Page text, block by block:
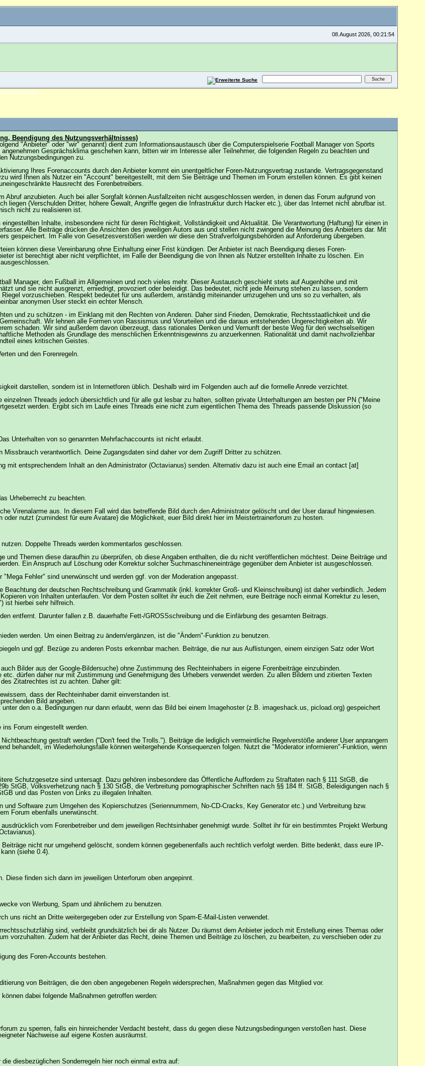
08.August 2026, 00:21:54
REGISTRIEREN
Beendigung des Nutzungsverhältnisses)
"Anbieter" oder "wir" genannt) dient zum Informationsaustausch über die Computerspielserie Football Manager von Sports
Gesprächsklima geschehen kann, bitten wir im Interesse aller Teilnehmer, die folgenden Regeln zu beachten und
Nutzungsbedingungen zu.
Ihres Forenaccounts durch den Anbieter kommt ein unentgeltlicher Foren-Nutzungsvertrag zustande. Vertragsgegenstand
wird Ihnen als Nutzer ein "Account" bereitgestellt, mit dem Sie Beiträge und Themen im Forum erstellen können. Es gibt keinen
Hausrecht des Forenbetreibers.
anzubieten. Auch bei aller Sorgfalt können Ausfallzeiten nicht ausgeschlossen werden, in denen das Forum aufgrund von
liegen (Verschulden Dritter, höhere Gewalt, Angriffe gegen die Infrastruktur durch Hacker etc.), über das Internet nicht abrufbar ist.
nicht zu realisieren ist.
Inhalte, insbesondere nicht für deren Richtigkeit, Vollständigkeit und Aktualität. Die Verantwortung (Haftung) für einen in
Alle Beiträge drücken die Ansichten des jeweiligen Autors aus und stellen nicht zwingend die Meinung des Anbieters dar. Mit
gespeichert. Im Falle von Gesetzesverstößen werden wir diese den Strafverfolgungsbehörden auf Anforderung übergeben.
können diese Vereinbarung ohne Einhaltung einer Frist kündigen. Der Anbieter ist nach Beendigung dieses Foren-
ist berechtigt aber nicht verpflichtet, im Falle der Beendigung die von Ihnen als Nutzer erstellten Inhalte zu löschen. Ein
Manager, den Fußball im Allgemeinen und noch vieles mehr. Dieser Austausch geschieht stets auf Augenhöhe und mit
und sie nicht ausgrenzt, erniedrigt, provoziert oder beleidigt. Das bedeutet, nicht jede Meinung stehen zu lassen, sondern
vorzuschieben. Respekt bedeutet für uns außerdem, anständig miteinander umzugehen und uns so zu verhalten, als
anonymen User steckt ein echter Mensch.
und zu schützen - im Einklang mit den Rechten von Anderen. Daher sind Frieden, Demokratie, Rechtsstaatlichkeit und die
Wir lehnen alle Formen von Rassismus und Vorurteilen und die daraus entstehenden Ungerechtigkeiten ab. Wir
schaden. Wir sind außerdem davon überzeugt, dass rationales Denken und Vernunft der beste Weg für den wechselseitigen
Methoden als Grundlage des menschlichen Erkenntnisgewinns zu anzuerkennen. Rationalität und damit nachvollziehbar
eines kritischen Geistes.
und den Forenregeln.
darstellen, sondern ist in Internetforen üblich. Deshalb wird im Folgenden auch auf die formelle Anrede verzichtet.
Threads jedoch übersichtlich und für alle gut lesbar zu halten, sollten private Unterhaltungen am besten per PN ("Meine
werden. Ergibt sich im Laufe eines Threads eine nicht zum eigentlichen Thema des Threads passende Diskussion (so
Unterhalten von so genannten Mehrfachaccounts ist nicht erlaubt.
verantwortlich. Deine Zugangsdaten sind daher vor dem Zugriff Dritter zu schützen.
mit entsprechendem Inhalt an den Administrator (Octavianus) senden. Alternativ dazu ist auch eine Email an contact [at]
Urheberrecht zu beachten.
Virenalarme aus. In diesem Fall wird das betreffende Bild durch den Administrator gelöscht und der User darauf hingewiesen.
nutzt (zumindest für eure Avatare) die Möglichkeit, euer Bild direkt hier im Meistertrainerforum zu hosten.
Doppelte Threads werden kommentarlos geschlossen.
Themen diese daraufhin zu überprüfen, ob diese Angaben enthalten, die du nicht veröffentlichen möchtest. Deine Beiträge und
Ein Anspruch auf Löschung oder Korrektur solcher Suchmaschineneinträge gegenüber dem Anbieter ist ausgeschlossen.
Fehler" sind unerwünscht und werden ggf. von der Moderation angepasst.
der deutschen Rechtschreibung und Grammatik (inkl. korrekter Groß- und Kleinschreibung) ist daher verbindlich. Jedem
von Inhalten unterlaufen. Vor dem Posten solltet ihr euch die Zeit nehmen, eure Beiträge noch einmal Korrektur zu lesen,
ist hierbei sehr hilfreich.
entfernt. Darunter fallen z.B. dauerhafte Fett-/GROSSschreibung und die Einfärbung des gesamten Beitrags.
werden. Um einen Beitrag zu ändern/ergänzen, ist die "Ändern"-Funktion zu benutzen.
und ggf. Bezüge zu anderen Posts erkennbar machen. Beiträge, die nur aus Auflistungen, einem einzigen Satz oder Wort
Bilder aus der Google-Bildersuche) ohne Zustimmung des Rechteinhabers in eigene Forenbeiträge einzubinden.
dürfen daher nur mit Zustimmung und Genehmigung des Urhebers verwendet werden. Zu allen Bildern und zitierten Texten
Zitatrechtes ist zu achten. Daher gilt:
dass der Rechteinhaber damit einverstanden ist.
Bild angeben.
den o.a. Bedingungen nur dann erlaubt, wenn das Bild bei einem Imagehoster (z.B. imageshack.us, picload.org) gespeichert
Forum eingestellt werden.
gestraft werden ("Don't feed the Trolls."). Beiträge die lediglich vermeintliche Regelverstöße anderer User anprangern
behandelt, im Wiederholungsfalle können weitergehende Konsequenzen folgen. Nutzt die "Moderator informieren"-Funktion, wenn
Schutzgesetze sind untersagt. Dazu gehören insbesondere das Öffentliche Auffordern zu Straftaten nach § 111 StGB, die
StGB, Volksverhetzung nach § 130 StGB, die Verbreitung pornographischer Schriften nach §§ 184 ff. StGB, Beleidigungen nach §
und das Posten von Links zu illegalen Inhalten.
Software zum Umgehen des Kopierschutzes (Seriennummern, No-CD-Cracks, Key Generator etc.) und Verbreitung bzw.
Forum ebenfalls unerwünscht.
vom Forenbetreiber und dem jeweiligen Rechtsinhaber genehmigt wurde. Solltet ihr für ein bestimmtes Projekt Werbung
nicht nur umgehend gelöscht, sondern können gegebenenfalls auch rechtlich verfolgt werden. Bitte bedenkt, dass eure IP-
(siehe 0.4).
Diese finden sich dann im jeweiligen Unterforum oben angepinnt.
von Werbung, Spam und ähnlichem zu benutzen.
uns nicht an Dritte weitergegeben oder zur Erstellung von Spam-E-Mail-Listen verwendet.
sind, verbleibt grundsätzlich bei dir als Nutzer. Du räumst dem Anbieter jedoch mit Erstellung eines Themas oder
vorzuhalten. Zudem hat der Anbieter das Recht, deine Themen und Beiträge zu löschen, zu bearbeiten, zu verschieben oder zu
des Foren-Accounts bestehen.
von Beiträgen, die den oben angegebenen Regeln widersprechen, Maßnahmen gegen das Mitglied vor.
dabei folgende Maßnahmen getroffen werden:
zu sperren, falls ein hinreichender Verdacht besteht, dass du gegen diese Nutzungsbedingungen verstoßen hast. Diese
Nachweise auf eigene Kosten ausräumst.
diesbezüglichen Sonderregeln hier noch einmal extra auf: